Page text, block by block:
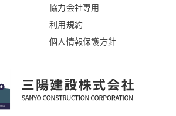
協力会社専用
利用規約
個人情報保護方針